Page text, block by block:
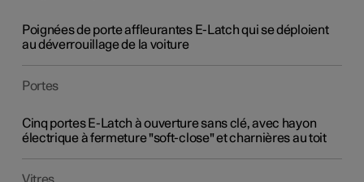
Poignées de porte affleurantes E-Latch qui se déploient
au déverrouillage de la voiture
Portes
Cinq portes E-Latch à ouverture sans clé, avec hayon
électrique à fermeture "soft-close" et charnières au toit